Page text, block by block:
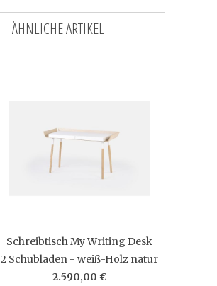
ÄHNLICHE ARTIKEL
Schreibtisch My Writing Desk
2 Schubladen - weiß-Holz natur
2.590,00 €